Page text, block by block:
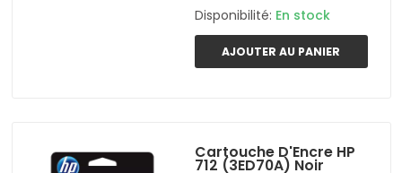
Disponibilité: En stock
AJOUTER AU PANIER
Cartouche D'Encre HP
712 (3ED70A) Noir